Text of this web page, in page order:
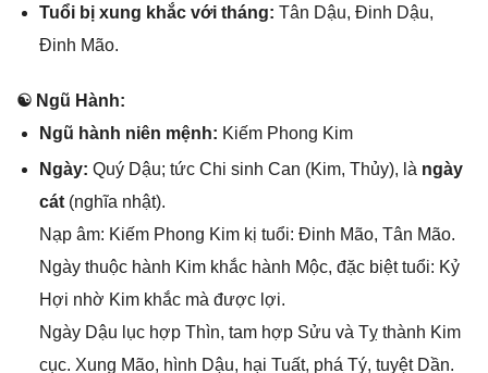
Tuổi bị xunɡ khắc với tháng: Tân Dậu, Đinh Dậu,
Đinh Mão.
☯ Ngũ Hành:
Ngũ hành niên mệnh: Kiếm Phonɡ Kim
Ngày: Quý Dậu; tức Chi ѕinh Can (Kim, Thủy), là ngày
cát(nghĩa nhật).
Nạp âm: Kiếm Phonɡ Kim kị tuổi: Đinh Mão, Tân Mão.
Ngày thuộc hành Kim khắc hành Mộc, đặc biệt tuổi: Kỷ
Hợi nhờ Kim khắc mà được lợi.
Ngày Dậu lục hợp Thìn, tam hợp Sửu và Tỵ thành Kim
cục. Xunɡ Mão, hình Dậu, hại Tuất, phá Tý, tuyệt Dần.